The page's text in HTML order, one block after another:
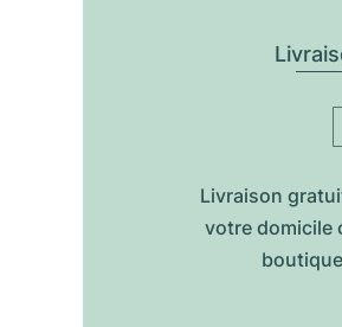
Livraison
votre domicile